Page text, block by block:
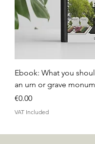
Ebook: What you
an urn or grave
Price
€0.00
VAT Included